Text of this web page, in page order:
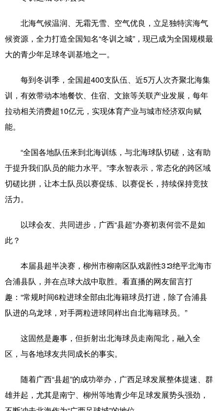
北海气候温润、无霜无雪、空气优良，立足独特滨海气
候资源，全力打造全国知名“冬训之城”，现已成为全国规模最
大的青少年足球冬训基地之一。
每到冬训季，全国超400支队伍、近5万人次齐聚北海集
训，有效带动本地餐饮、住宿、文旅等关联产业发展，每年
拉动相关消费超10亿元，实现体育产业与城市经济双向赋
能。
“全国各地队伍来到北海训练，与北海球队切磋，这有助
于提升我们队员的能力水平。”李永智表示，常态化的跨区域
切磋比拼，让本土队员以赛促练、以赛促长，持续保持竞技
活力。
以球会友、共同进步，广西“县超”办赛初衷何尝不是如
此？
本届县超半决赛，柳州市柳南区队戏剧性3∶3绝平北海市
合浦县队，并在点球大战中取胜。看直播的网友留言打
趣：“常规时间6粒进球全部由北海籍球员打进，除了合浦县
队进的乌龙球，对手两粒进球同样出自北海籍球员。”
这固然是趣事，但折射出北海球员走南闯北，融入全
区，与各地球友共同成长的事实。
随着广西“县超”的成功举办，广西足球发展整体提速、群
雄并起，尤其是南宁、柳州等地青少年足球发展势头强劲，